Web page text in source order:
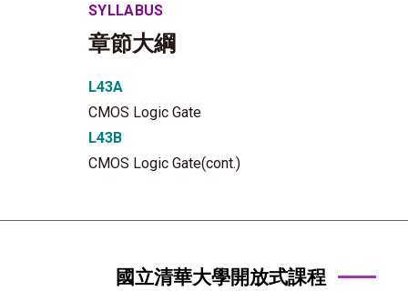
SYLLABUS
章節大綱
L43A
CMOS Logic Gate
L43B
CMOS Logic Gate(cont.)
國立清華大學開放式課程